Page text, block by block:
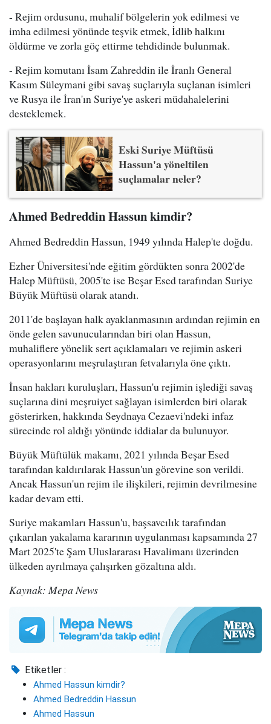
- Rejim ordusunu, muhalif bölgelerin yok edilmesi ve
imha edilmesi yönünde teşvik etmek, İdlib halkını
öldürme ve zorla göç ettirme tehdidinde bulunmak.
- Rejim komutanı İsam Zahreddin ile İranlı General
Kasım Süleymani gibi savaş suçlarıyla suçlanan isimleri
ve Rusya ile İran'ın Suriye'ye askeri müdahalelerini
desteklemek.
Eski Suriye Müftüsü
Hassun'a yöneltilen
suçlamalar neler?
Ahmed Bedreddin Hassun kimdir?
Ahmed Bedreddin Hassun, 1949 yılında Halep'te doğdu.
Ezher Üniversitesi'nde eğitim gördükten sonra 2002'de
Halep Müftüsü, 2005'te ise Beşar Esed tarafından Suriye
Büyük Müftüsü olarak atandı.
2011'de başlayan halk ayaklanmasının ardından rejimin en
önde gelen savunucularından biri olan Hassun,
muhaliflere yönelik sert açıklamaları ve rejimin askeri
operasyonlarını meşrulaştıran fetvalarıyla öne çıktı.
İnsan hakları kuruluşları, Hassun'u rejimin işlediği savaş
suçlarına dini meşruiyet sağlayan isimlerden biri olarak
gösterirken, hakkında Seydnaya Cezaevi'ndeki infaz
sürecinde rol aldığı yönünde iddialar da bulunuyor.
Büyük Müftülük makamı, 2021 yılında Beşar Esed
tarafından kaldırılarak Hassun'un görevine son verildi.
Ancak Hassun'un rejim ile ilişkileri, rejimin devrilmesine
kadar devam etti.
Suriye makamları Hassun'u, başsavcılık tarafından
çıkarılan yakalama kararının uygulanması kapsamında 27
Mart 2025'te Şam Uluslararası Havalimanı üzerinden
ülkeden ayrılmaya çalışırken gözaltına aldı.
Kaynak: Mepa News
Etiketler :
Ahmed Hassun kimdir?
Ahmed Bedreddin Hassun
Ahmed Hassun